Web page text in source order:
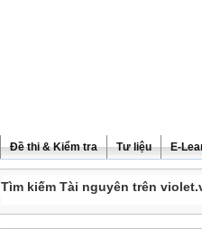
Đề thi & Kiểm tra Tư liệu E-
Tìm kiếm Tài nguyên trên